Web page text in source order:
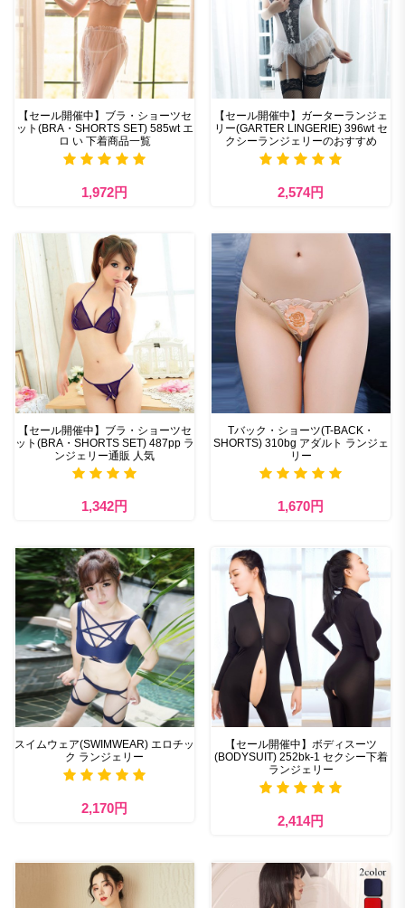
【セール開催中】ブラ・ショーツセ
ット(BRA・SHORTS SET) 585wt エ
ロ い 下着商品一覧
1,972円
【セール開催中】ガーターランジェ
リー(GARTER LINGERIE) 396wt セ
クシーランジェリーのおすすめ
2,574円
【セール開催中】ブラ・ショーツセ
ット(BRA・SHORTS SET) 487pp ラ
ンジェリー通販 人気
1,342円
Tバック・ショーツ(T-BACK・
SHORTS) 310bg アダルト ランジェ
リー
1,670円
スイムウェア(SWIMWEAR) エロチッ
ク ランジェリー
2,170円
【セール開催中】ボディスーツ
(BODYSUIT) 252bk-1 セクシー下着
ランジェリー
2,414円